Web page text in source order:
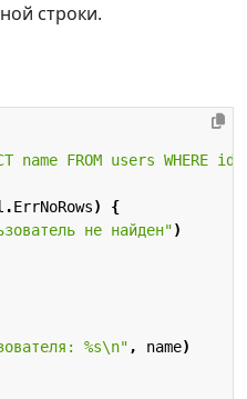
строки.
name FROM users WHERE
.ErrNoRows)
{
не найден")
%s\n" , name)